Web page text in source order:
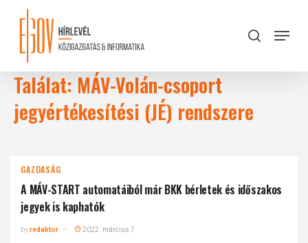
content
search
Menu
Találat: MÁV-Volán-csoport
jegyértékesítési (JÉ) rendszere
GAZDASÁG
A MÁV-START automatáiból már BKK bérletek és időszakos
jegyek is kaphatók
byredaktor 2022. március 7.
Close